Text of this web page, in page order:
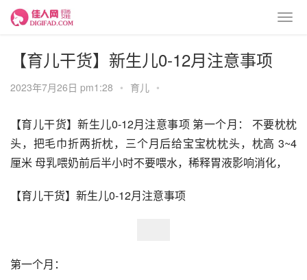
【育儿干货】新生儿0-12月注意事项
2023年7月26日 pm1:28 • 育儿 •
【育儿干货】新生儿0-12月注意事项 第一个月： 不要枕枕
头，把毛巾折两折枕，三个月后给宝宝枕枕头，枕高 3~4
厘米 母乳喂奶前后半小时不要喂水，稀释胃液影响消化，
【育儿干货】新生儿0-12月注意事项
第一个月：